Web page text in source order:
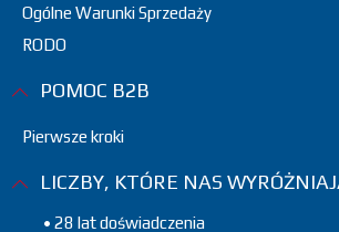
Ogólne Warunki Sprzedaży
RODO
POMOC B2B
Pierwsze kroki
LICZBY, KTÓRE NAS
• 28 lat doświadczenia